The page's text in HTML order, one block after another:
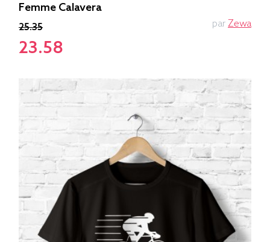
Femme Calavera
25.35
23.58
par Zewa